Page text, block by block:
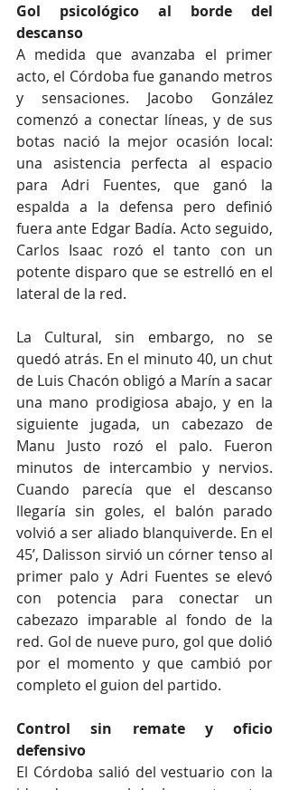
Gol psicológico al borde del
descanso
A medida que avanzaba el primer
acto, el Córdoba fue ganando metros
y sensaciones. Jacobo González
comenzó a conectar líneas, y de sus
botas nació la mejor ocasión local:
una asistencia perfecta al espacio
para Adri Fuentes, que ganó la
espalda a la defensa pero definió
fuera ante Edgar Badía. Acto seguido,
Carlos Isaac rozó el tanto con un
potente disparo que se estrelló en el
lateral de la red.
La Cultural, sin embargo, no se
quedó atrás. En el minuto 40, un chut
de Luis Chacón obligó a Marín a sacar
una mano prodigiosa abajo, y en la
siguiente jugada, un cabezazo de
Manu Justo rozó el palo. Fueron
minutos de intercambio y nervios.
Cuando parecía que el descanso
llegaría sin goles, el balón parado
volvió a ser aliado blanquiverde. En el
45’, Dalisson sirvió un córner tenso al
primer palo y Adri Fuentes se elevó
con potencia para conectar un
cabezazo imparable al fondo de la
red. Gol de nueve puro, gol que dolió
por el momento y que cambió por
completo el guion del partido.
Control sin remate y oficio
defensivo
El Córdoba salió del vestuario con la